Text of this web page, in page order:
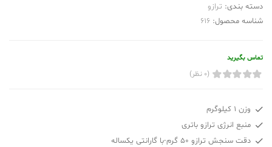
دسته بندی: ترازو
شناسه محصول: 616
تماس بگیرید
(0 نظر)
وزن ۱ کیلوگرم
منبع انرژی ترازو باتری
دقت سنجش ترازو ۵۰ گرم-با گارانتی یکساله